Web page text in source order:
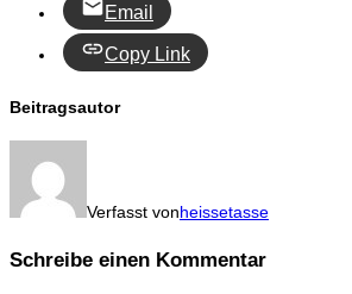
Email
Copy Link
Beitragsautor
Verfasst vonheissetasse
Schreibe einen Kommentar